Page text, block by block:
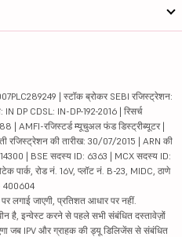
| स्टॉक ब्रोकर SEBI रजिस्ट्रेशन:
DP CDSL: IN-DP-192-2016 | रिसर्च
| AMFI-रजिस्टर्ड म्यूचुअल फंड डिस्ट्रीब्यूटर |
रजिस्ट्रेशन की तारीख: 30/07/2015 | ARN की
| BSE सदस्य ID: 6363 | MCX सदस्य ID:
पार्क, रोड नं. 16V, प्लॉट नं. B-23, MIDC, ठाणे
- 400604
लगाई जाएगी, प्रतिशत आधार पर नहीं.
है, इन्वेस्ट करने से पहले सभी संबंधित दस्तावेज़ों
जब IPV और ग्राहक की ड्यू डिलिजेंस से संबंधित